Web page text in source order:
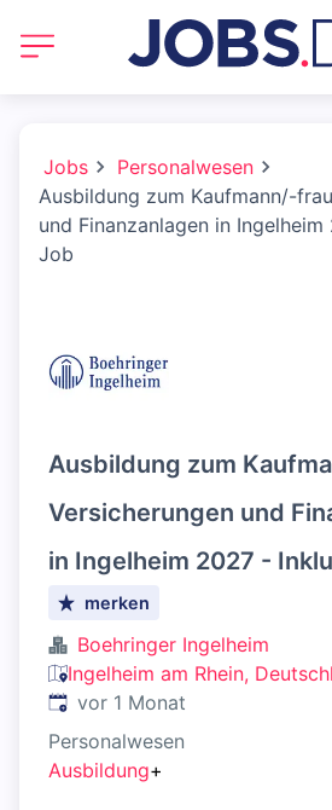
Jobs
Personalwesen
Ausbildung zum Kaufmann/-
und Finanzanlagen in
Job
Ausbildung zum
Versicherungen und
in Ingelheim 2027 -
merken
Boehringer Ingelheim
Ingelheim am Rhein,
Veröffentlicht:
vor 1 Monat
Personalwesen
Ausbildung+